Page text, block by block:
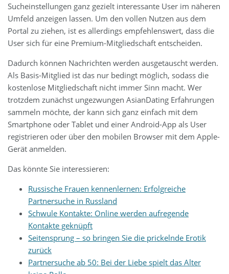
Sucheinstellungen ganz gezielt interessante User im näheren
Umfeld anzeigen lassen. Um den vollen Nutzen aus dem
Portal zu ziehen, ist es allerdings empfehlenswert, dass die
User sich für eine Premium-Mitgliedschaft entscheiden.
Dadurch können Nachrichten werden ausgetauscht werden.
Als Basis-Mitglied ist das nur bedingt möglich, sodass die
kostenlose Mitgliedschaft nicht immer Sinn macht. Wer
trotzdem zunächst ungezwungen AsianDating Erfahrungen
sammeln möchte, der kann sich ganz einfach mit dem
Smartphone oder Tablet und einer Android-App als User
registrieren oder über den mobilen Browser mit dem Apple-
Gerät anmelden.
Das könnte Sie interessieren:
Russische Frauen kennenlernen: Erfolgreiche
Partnersuche in Russland
Schwule Kontakte: Online werden aufregende
Kontakte geknüpft
Seitensprung – so bringen Sie die prickelnde Erotik
zurück
Partnersuche ab 50: Bei der Liebe spielt das Alter